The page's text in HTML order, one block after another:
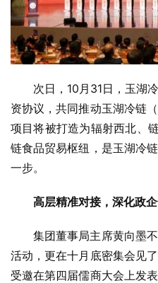
次日，10月31日，玉湖
资协议，共同推动玉湖冷链
项目将被打造为辐射西北、
链食品贸易枢纽，是玉湖冷
一步。
高层精准对接，深化政
集团董事局主席黄向墨
活动，更在十月底密集会见
受邀在第四届儒商大会上发